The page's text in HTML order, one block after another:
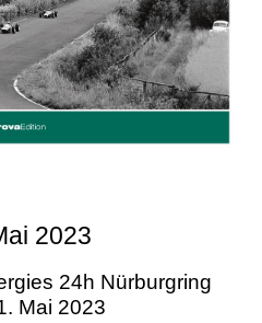
2023
24h Nürburgring
Mai 2023